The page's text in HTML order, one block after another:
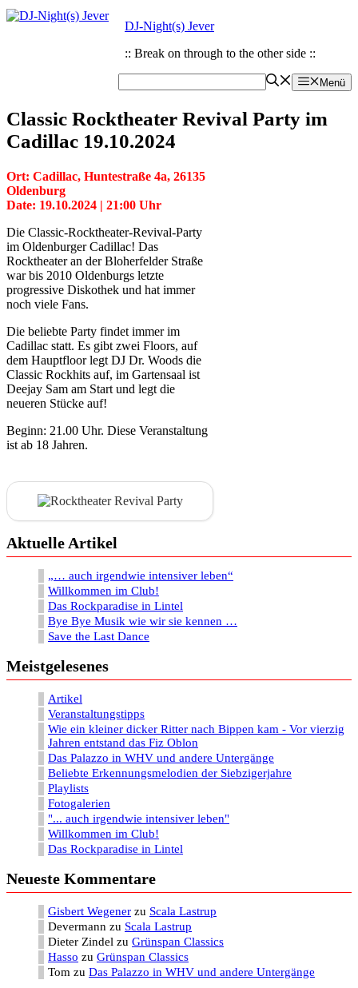
Zum
Zum
DJ-Night(s) Jever
:: Break on through to the other side ::
Menü
Classic Rocktheater Revival Party im
Cadillac 19.10.2024
Ort: Cadillac, Huntestraße 4a, 26135
Oldenburg
Date: 19.10.2024 | 21:00 Uhr
Die Classic-Rocktheater-Revival-Party
im Oldenburger Cadillac! Das
Rocktheater an der Bloherfelder Straße
war bis 2010 Oldenburgs letzte
progressive Diskothek und hat immer
noch viele Fans.
Die beliebte Party findet immer im
Cadillac statt. Es gibt zwei Floors, auf
dem Hauptfloor legt DJ Dr. Woods die
Classic Rockhits auf, im Gartensaal ist
Deejay Sam am Start und legt die
neueren Stücke auf!
Beginn: 21.00 Uhr. Diese Veranstaltung
ist ab 18 Jahren.
Aktuelle Artikel
„… auch irgendwie intensiver leben“
Willkommen im Club!
Das Rockparadise in Lintel
Bye Bye Musik wie wir sie kennen …
Save the Last Dance
Meistgelesenes
Artikel
Veranstaltungstipps
Wie ein kleiner dicker Ritter nach Bippen kam - Vor vierzig
Jahren entstand das Fiz Oblon
Das Palazzo in WHV und andere Untergänge
Beliebte Erkennungsmelodien der Siebzigerjahre
Playlists
Fotogalerien
"... auch irgendwie intensiver leben"
Willkommen im Club!
Das Rockparadise in Lintel
Neueste Kommentare
Gisbert Wegener zu Scala Lastrup
Devermann zu Scala Lastrup
Dieter Zindel zu Grünspan Classics
Hasso zu Grünspan Classics
Tom zu Das Palazzo in WHV und andere Untergänge